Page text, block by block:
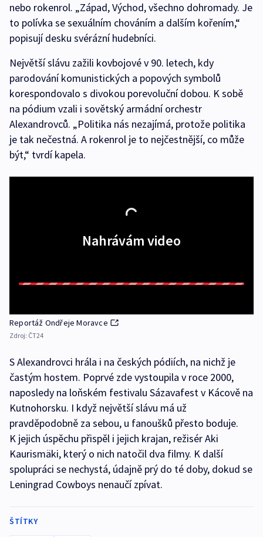
nebo rokenrol. „Západ, Východ, všechno dohromady. Je
to polívka se sexuálním chováním a dalším kořením,“
popisují desku svérázní hudebníci.
Největší slávu zažili kovbojové v 90. letech, kdy
parodování komunistických a popových symbolů
korespondovalo s divokou porevoluční dobou. K sobě
na pódium vzali i sovětský armádní orchestr
Alexandrovců. „Politika nás nezajímá, protože politika
je tak nečestná. A rokenrol je to nejčestnější, co může
být,“ tvrdí kapela.
Nahrávám video
Reportáž Ondřeje Moravce
Zdroj: ČT24
S Alexandrovci hrála i na českých pódiích, na nichž je
častým hostem. Poprvé zde vystoupila v roce 2000,
naposledy na loňském festivalu Sázavafest v Kácově na
Kutnohorsku. I když největší slávu má už
pravděpodobně za sebou, u fanoušků přesto boduje.
K jejich úspěchu přispěl i jejich krajan, režisér Aki
Kaurismäki, který o nich natočil dva filmy. K další
spolupráci se nechystá, údajně prý do té doby, dokud se
Leningrad Cowboys nenaučí zpívat.
ŠTÍTKY